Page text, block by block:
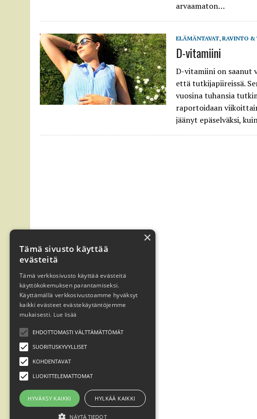
arvaamaton…
ELÄMÄNTAVAT, RAVINTO &
D-vitamiini
D-vitamiini on saanut
että tutkijapiireissä.
vuosina tuhansia
raportoidaan
jäänyt epäselväksi,
×
Tämä sivusto käyttää
evästeitä
Tämä verkkosivusto käyttää evästeitä
käyttökokemuksen parantamiseksi.
Käyttämällä verkkosivustoamme hyväksyt
kaikki evästeet evästekäytäntöjemme
mukaisesti. Lue lisää
EHDOTTOMASTI VÄLTTÄMÄTTÖMÄT
SUORITUSKYVYLLISET
KOHDENTAVAT
LUOKITTELEMATTOMAT
HYVÄKSY KAIKKI HYLKÄÄ KAIKKI
NÄYTÄ TIEDOT